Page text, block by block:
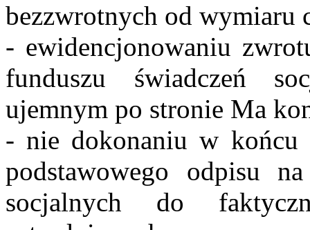
bezzwrotnych od wymiaru
- ewidencjonowaniu
funduszu świadczeń
ujemnym po stronie Ma
- nie dokonaniu w końcu
podstawowego odpisu
socjalnych do